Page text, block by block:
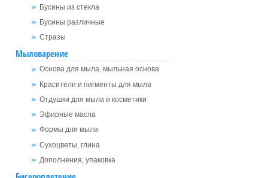
Бусины из стекла
Бусины различные
Стразы
Мыловарение
Основа для мыла, мыльная основа
Красители и пигменты для мыла
Отдушки для мыла и косметики
Эфирные масла
Формы для мыла
Сухоцветы, глина
Дополнения, упаковка